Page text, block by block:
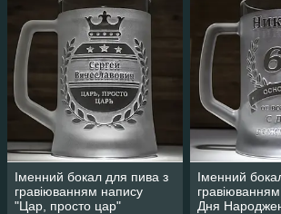
Іменний бокал для пива з
гравіюванням напису
"Цар, просто цар"
Іменний
Дня